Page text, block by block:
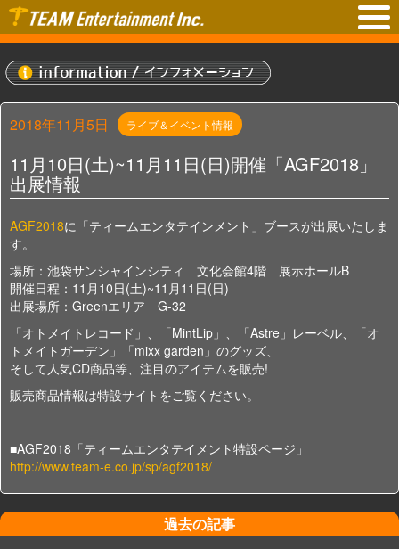
2018年11月5日 ライブ＆イベント情報
11月10日(土)~11月11日(日)開催「AGF2018」
出展情報
AGF2018に「ティームエンタテインメント」ブースが出展いたしま
す。
場所：池袋サンシャインシティ 文化会館4階 展示ホールB
開催日程：11月10日(土)~11月11日(日)
出展場所：Greenエリア G-32
「オトメイトレコード」、「MintLip」、「Astre」レーベル、「オ
トメイトガーデン」「mixx garden」のグッズ、
そして人気CD商品等、注目のアイテムを販売!
販売商品情報は特設サイトをご覧ください。
■AGF2018「ティームエンタテイメント特設ページ」
http://www.team-e.co.jp/sp/agf2018/
過去の記事